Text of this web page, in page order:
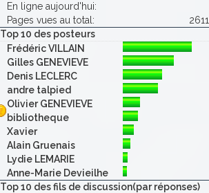
En ligne aujourd'hui:
Pages vues au total:
Top 10 des posteurs
Frédéric VILLAIN
Gilles GENEVIEVE
Denis LECLERC
andre talpied
Olivier GENEVIEVE
bibliotheque
Xavier
Alain Gruenais
Lydie LEMARIE
Anne-Marie Devieilhe
Top 10 des fils de discussion(par réponses)